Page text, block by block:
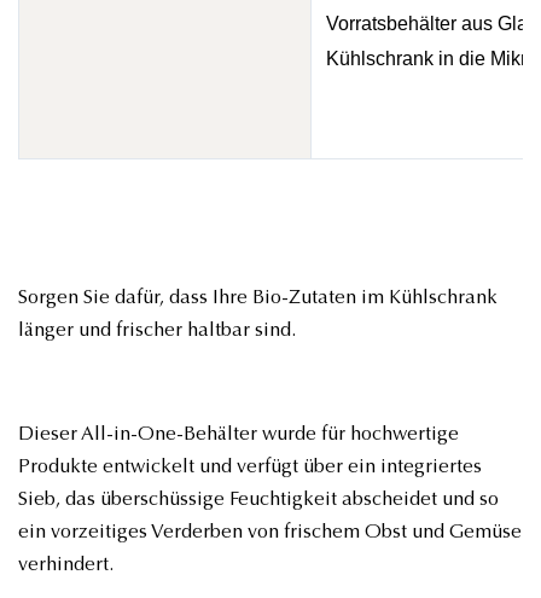
Vorratsbehälter aus
Kühlschrank in die
Sorgen Sie dafür, dass Ihre Bio-Zutaten im Kühlschrank
länger und frischer haltbar sind.
Dieser All-in-One-Behälter wurde für hochwertige
Produkte entwickelt und verfügt über ein integriertes
Sieb, das überschüssige Feuchtigkeit abscheidet und so
ein vorzeitiges Verderben von frischem Obst und Gemüse
verhindert.